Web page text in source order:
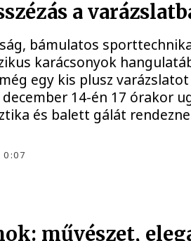
a
bámulatos
karácsonyok
egy kis plusz
14-én 17 órakor
és balett gálát
0:07
művészet,